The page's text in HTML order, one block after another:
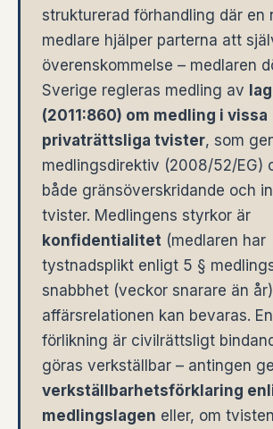
strukturerad förhandling där en
medlare hjälper parterna att
överenskommelse – medlaren
Sverige regleras medling av
(2011:860) om medling i vissa
privaträttsliga tvister, som
medlingsdirektiv (2008/52/EG)
både gränsöverskridande och
tvister. Medlingens styrkor är
konfidentialitet (medlaren har
tystnadsplikt enligt 5 §
snabbhet (veckor snarare än
affärsrelationen kan bevaras.
förlikning är civilrättsligt
göras verkställbar – antingen
verkställbarhetsförklaring
medlingslagen eller, om